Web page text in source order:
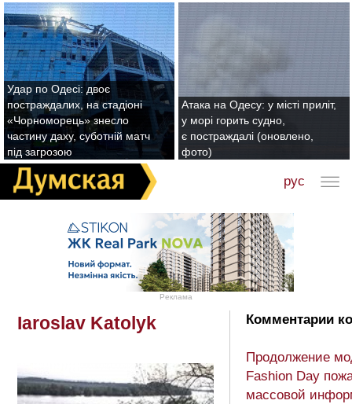
Удар по Одесі: двоє
постраждалих, на стадіоні
«Чорноморець» знесло
частину даху, суботній матч
під загрозою
Атака на Одесу: у місті приліт,
у морі горить судно,
є постраждалі (оновлено,
фото)
рус
Реклама
Iaroslav Katolyk Комментарии
Продолжение
Fashion Day
массовой